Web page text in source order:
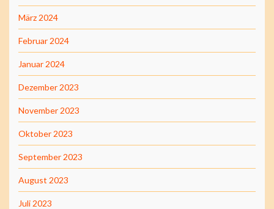
März 2024
Februar 2024
Januar 2024
Dezember 2023
November 2023
Oktober 2023
September 2023
August 2023
Juli 2023